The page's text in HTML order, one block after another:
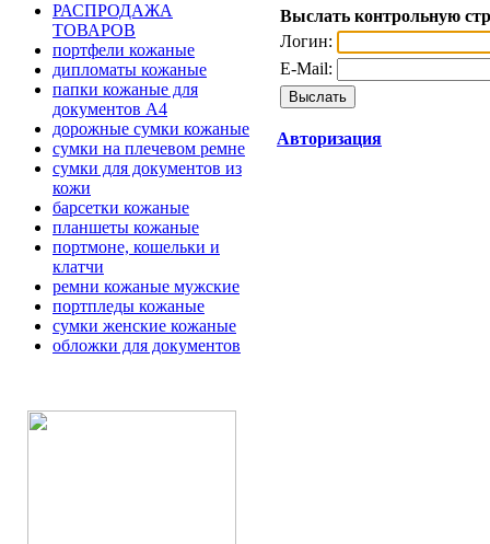
РАСПРОДАЖА
ТОВАРОВ
портфели кожаные
дипломаты кожаные
папки кожаные для
документов А4
дорожные сумки кожаные
сумки на плечевом ремне
сумки для документов из
кожи
барсетки кожаные
планшеты кожаные
портмоне, кошельки и
клатчи
ремни кожаные мужские
портпледы кожаные
сумки женские кожаные
обложки для документов
Выслать контрольную
Логин:
E-Mail:
Авторизация